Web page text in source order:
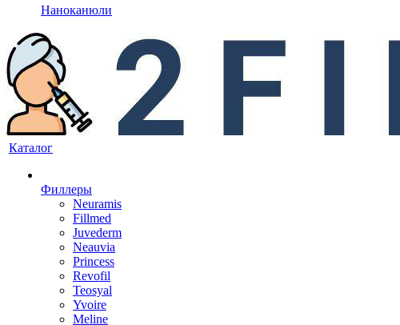
Наноканюли
Каталог
Филлеры
Neuramis
Fillmed
Juvederm
Neauvia
Princess
Revofil
Teosyal
Yvoire
Meline